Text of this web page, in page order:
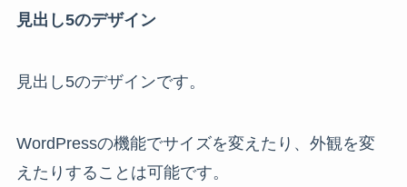
見出し5のデザイン
見出し5のデザインです。
WordPressの機能でサイズを変えたり、外観を変
えたりすることは可能です。